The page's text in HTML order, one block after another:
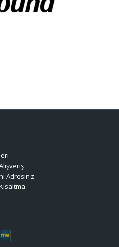
Adresiniz